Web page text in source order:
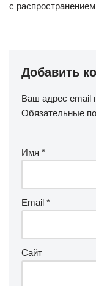
с
Добавить
Ваш адрес email
Обязательные
Имя *
Email *
Сайт